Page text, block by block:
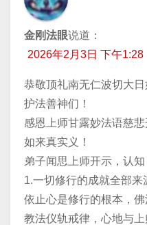
金刚法眼说道：
2026年2月3日 下午1:28
恭敬顶礼南无仁波切大
护法善神们！
感恩上师甘露妙法语慈
如来真实义！
弟子闻思上师开示，认知
1.一切修行的成就全部来
依止心是修行的根本，
教法仪轨戒律，心地与